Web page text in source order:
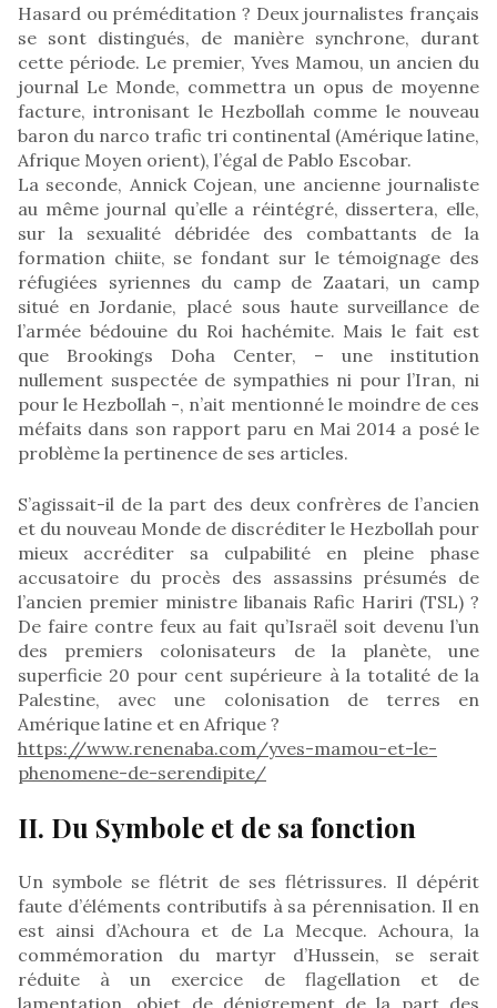
Hasard ou préméditation ? Deux journalistes français
se sont distingués, de manière synchrone, durant
cette période. Le premier, Yves Mamou, un ancien du
journal Le Monde, commettra un opus de moyenne
facture, intronisant le Hezbollah comme le nouveau
baron du narco trafic tri continental (Amérique latine,
Afrique Moyen orient), l’égal de Pablo Escobar.
La seconde, Annick Cojean, une ancienne journaliste
au même journal qu’elle a réintégré, dissertera, elle,
sur la sexualité débridée des combattants de la
formation chiite, se fondant sur le témoignage des
réfugiées syriennes du camp de Zaatari, un camp
situé en Jordanie, placé sous haute surveillance de
l’armée bédouine du Roi hachémite. Mais le fait est
que Brookings Doha Center, – une institution
nullement suspectée de sympathies ni pour l’Iran, ni
pour le Hezbollah -, n’ait mentionné le moindre de ces
méfaits dans son rapport paru en Mai 2014 a posé le
problème la pertinence de ses articles.
S’agissait-il de la part des deux confrères de l’ancien
et du nouveau Monde de discréditer le Hezbollah pour
mieux accréditer sa culpabilité en pleine phase
accusatoire du procès des assassins présumés de
l’ancien premier ministre libanais Rafic Hariri (TSL) ?
De faire contre feux au fait qu’Israël soit devenu l’un
des premiers colonisateurs de la planète, une
superficie 20 pour cent supérieure à la totalité de la
Palestine, avec une colonisation de terres en
Amérique latine et en Afrique ?
https://www.renenaba.com/yves-mamou-et-le-
phenomene-de-serendipite/
II. Du Symbole et de sa fonction
Un symbole se flétrit de ses flétrissures. Il dépérit
faute d’éléments contributifs à sa pérennisation. Il en
est ainsi d’Achoura et de La Mecque. Achoura, la
commémoration du martyr d’Hussein, se serait
réduite à un exercice de flagellation et de
lamentation, objet de dénigrement de la part des